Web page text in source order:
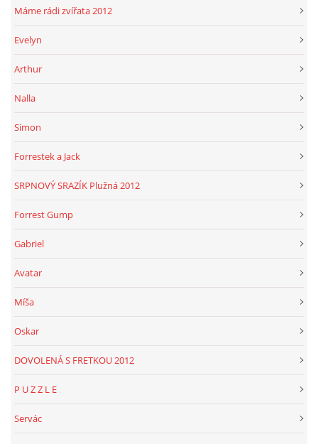
Máme rádi zvířata 2012
Evelyn
Arthur
Nalla
Simon
Forrestek a Jack
SRPNOVÝ SRAZÍK Plužná 2012
Forrest Gump
Gabriel
Avatar
Míša
Oskar
DOVOLENÁ S FRETKOU 2012
P U Z Z L E
Servác